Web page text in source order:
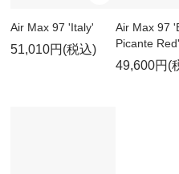
Air Max 97 'Italy'
51,010円(税込)
Air Max 97
Picante Red'
49,600円(